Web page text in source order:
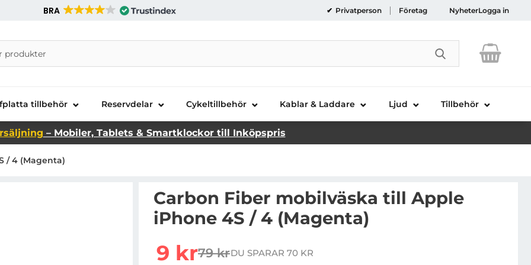
BRA Privatperson Företag NyheterLogga in
Telecom AB
Genomför
tillbehör Reservdelar Cykeltillbehör Kablar & Laddare Ljud Tillbehör
– Mobiler, Tablets & Smartklockor till Inköpspris
/ 4 (Magenta)
Carbon Fiber mobilväska till Apple
iPhone 4S / 4 (Magenta)
rea pris
9 krtidigare pris
79 krDU SPARAR 70 KR